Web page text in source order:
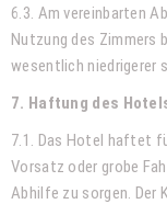
6.3. Am vereinbarten
Nutzung des Zimmers
wesentlich niedrigerer
7. Haftung des
7.1. Das Hotel haftet
Vorsatz oder grobe
Abhilfe zu sorgen. Der